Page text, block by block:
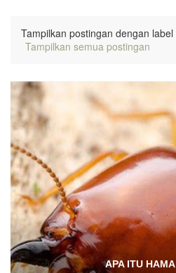
Tampilkan postingan dengan label
Tampilkan semua postingan
APA ITU